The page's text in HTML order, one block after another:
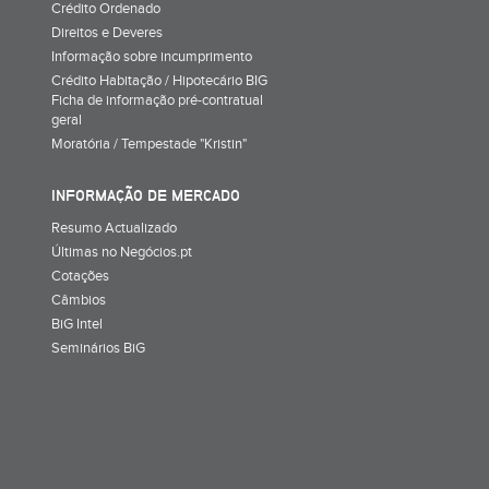
Crédito Ordenado
Direitos e Deveres
Informação sobre incumprimento
Crédito Habitação / Hipotecário BIG
Ficha de informação pré-contratual
geral
Moratória / Tempestade "Kristin"
INFORMAÇÃO DE MERCADO
Resumo Actualizado
Últimas no Negócios.pt
Cotações
Câmbios
BiG Intel
Seminários BiG